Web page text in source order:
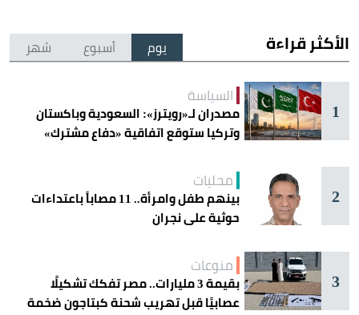
الأكثر قراءة يوم أسبوع شهر
1
السياسة
مصدران لـ«رويترز»: السعودية وباكستان
وتركيا ستوقع اتفاقية «دفاع مشترك»
2
محليات
بينهم طفل وامرأة.. 11 مصاباً باعتداءات
حوثية على نجران
3
منوعات
بقيمة 3 مليارات.. مصر تفكك تشكيلًا
عصابيًا قبل تهريب شحنة كبتاجون ضخمة